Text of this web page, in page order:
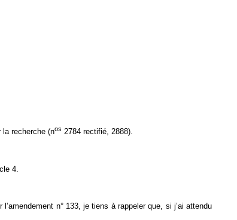
la recherche (nos 2784 rectifié, 2888).
4.
n° 133, je tiens à rappeler que, si j’ai attendu